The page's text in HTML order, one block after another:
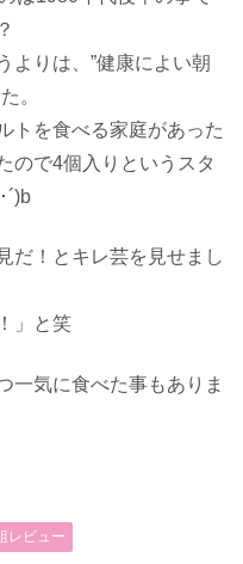
よりは、”健康によい朝
。
トを食べる家庭があった
ので4個入りというスタ
´)b
だ！とキレ芸を見せまし
」と笑
一気に食べた事もありま
レビュー